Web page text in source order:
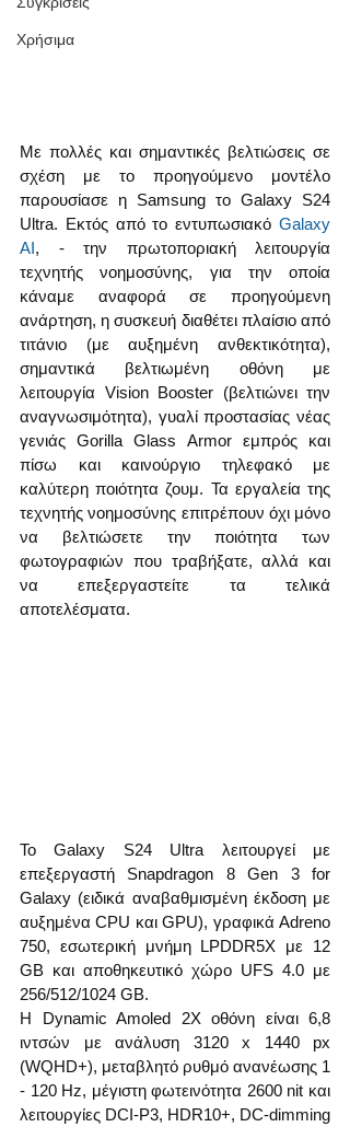
Χρήσιμα
Με πολλές και σημαντικές βελτιώσεις σε
σχέση με το προηγούμενο μοντέλο
παρουσίασε η Samsung το Galaxy S24
Ultra. Εκτός από το εντυπωσιακό Galaxy
AI, - την πρωτοποριακή λειτουργία
τεχνητής νοημοσύνης, για την οποία
κάναμε αναφορά σε προηγούμενη
ανάρτηση, η συσκευή διαθέτει πλαίσιο από
τιτάνιο (με αυξημένη ανθεκτικότητα),
σημαντικά βελτιωμένη οθόνη με
λειτουργία Vision Booster (βελτιώνει την
αναγνωσιμότητα), γυαλί προστασίας νέας
γενιάς Gorilla Glass Armor εμπρός και
πίσω και καινούργιο τηλεφακό με
καλύτερη ποιότητα ζουμ. Τα εργαλεία της
τεχνητής νοημοσύνης επιτρέπουν όχι μόνο
να βελτιώσετε την ποιότητα των
φωτογραφιών που τραβήξατε, αλλά και
να επεξεργαστείτε τα τελικά
αποτελέσματα.
Το Galaxy S24 Ultra λειτουργεί με
επεξεργαστή Snapdragon 8 Gen 3 for
Galaxy (ειδικά αναβαθμισμένη έκδοση με
αυξημένα CPU και GPU), γραφικά Adreno
750, εσωτερική μνήμη LPDDR5X με 12
GB και αποθηκευτικό χώρο UFS 4.0 με
256/512/1024 GB.
Η Dynamic Amoled 2X οθόνη είναι 6,8
ιντσών με ανάλυση 3120 x 1440 px
(WQHD+), μεταβλητό ρυθμό ανανέωσης 1
- 120 Hz, μέγιστη φωτεινότητα 2600 nit και
λειτουργίες DCI-P3, HDR10+, DC-dimming